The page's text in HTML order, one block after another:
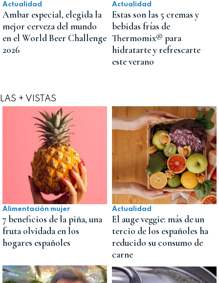
Actualidad
Ambar especial, elegida la
mejor cerveza del mundo
en el World Beer Challenge
2026
Actualidad
Estas son las 5 cremas y
bebidas frías de
Thermomix® para
hidratarte y refrescarte
este verano
LAS + VISTAS
Alimentación mujer
7 beneficios de la piña, una
fruta olvidada en los
hogares españoles
Actualidad
El auge veggie: más de un
tercio de los españoles ha
reducido su consumo de
carne